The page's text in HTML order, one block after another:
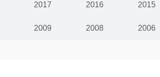
2017 2016 2015
2009 2008 2006